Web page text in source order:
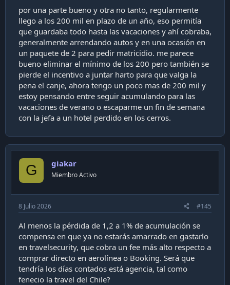
por una parte bueno y otra no tanto, regularmente
llego a los 200 mil en plazo de un año, eso permitía
que guardaba todo hasta las vacaciones y ahí cobraba,
generalmente arrendando autos y en una ocasión en
un paquete de 2 para pedir matricidio. me parece
bueno eliminar el mínimo de los 200 pero también se
pierde el incentivo a juntar harto para que valga la
pena el canje, ahora tengo un poco mas de 200 mil y
estoy pensando entre seguir acumulando para las
vacaciones de verano o escaparme un fin de semana
con la jefa a un hotel perdido en los cerros.
G giakar
Miembro Activo
8 Julio 2026 #145
Al menos la pérdida de 1,2 a 1% de acumulación se
compensa en que ya no estarás amarrado en gastarlo
en travelsecurity, que cobra un fee más alto respecto a
comprar directo en aerolínea o Booking. Será que
tendría los días contados está agencia, tal como
fenecio la travel del Chile?